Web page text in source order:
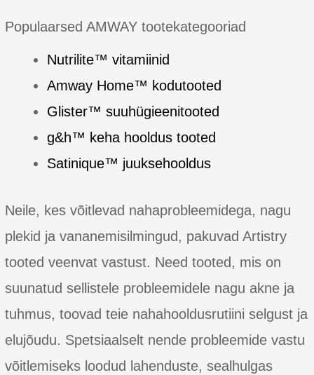
Defense
Protect
SPF
50+
Populaarsed AMWAY tootekategooriad
Nutrilite™ vitamiinid
Amway Home™ kodutooted
Glister™ suuhügieenitooted
g&h™ keha hooldus tooted
Satinique™ juuksehooldus
Neile, kes võitlevad nahaprobleemidega, nagu
plekid ja vananemisilmingud, pakuvad Artistry
tooted veenvat vastust. Need tooted, mis on
suunatud sellistele probleemidele nagu akne ja
tuhmus, toovad teie nahahooldusrutiini selgust ja
elujõudu. Spetsiaalselt nende probleemide vastu
võitlemiseks loodud lahenduste, sealhulgas